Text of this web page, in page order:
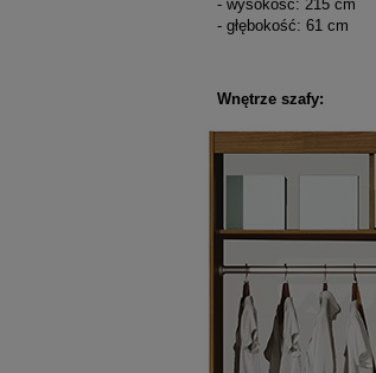
- wysokość: 215 cm
- głębokość: 61 cm
Wnętrze szafy: